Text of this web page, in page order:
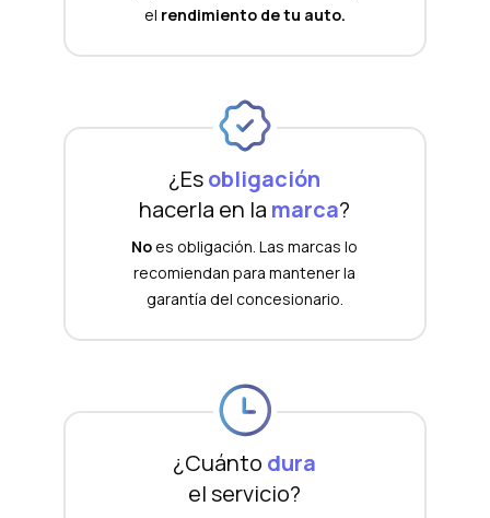
el rendimiento de tu auto.
¿Esobligación
hacerla en la marca?
Noes obligación. Las marcas lo
recomiendan para mantener la
garantía del concesionario.
¿Cuánto dura
el servicio?